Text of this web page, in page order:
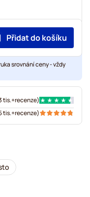
Přidat do košíku
srovnání ceny - vždy
tis.+recenze)
tis.+recenze)